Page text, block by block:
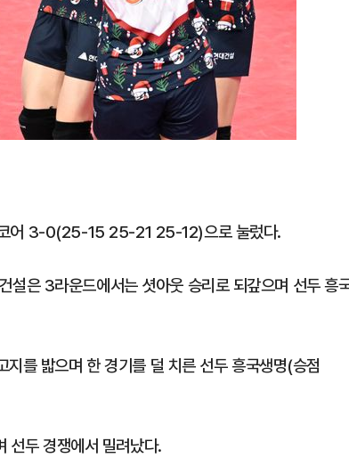
코어 3-0(25-15 25-21 25-12)으로 눌렀다.
은 3라운드에서는 셧아웃 승리로 되갚으며 선두 흥
를 밟으며 한 경기를 덜 치른 선두 흥국생명(승점
두 경쟁에서 밀려났다.